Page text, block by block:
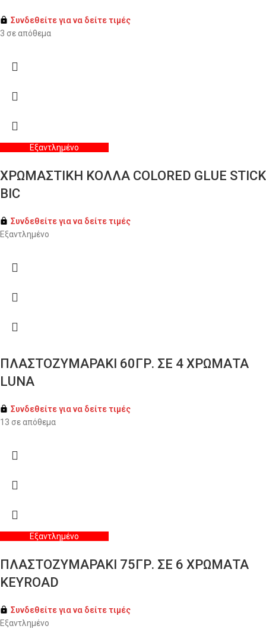
Συνδεθείτε για να δείτε τιμές
3 σε απόθεμα
Εξαντλημένο
ΧΡΩΜΑΣΤΙΚΗ ΚΟΛΛΑ COLORED GLUE STICK
BIC
Συνδεθείτε για να δείτε τιμές
Εξαντλημένο
ΠΛΑΣΤΟΖΥΜΑΡΑΚΙ 60ΓΡ. ΣΕ 4 ΧΡΩΜΑΤΑ
LUNA
Συνδεθείτε για να δείτε τιμές
13 σε απόθεμα
Εξαντλημένο
ΠΛΑΣΤΟΖΥΜΑΡΑΚΙ 75ΓΡ. ΣΕ 6 ΧΡΩΜΑΤΑ
KEYROAD
Συνδεθείτε για να δείτε τιμές
Εξαντλημένο